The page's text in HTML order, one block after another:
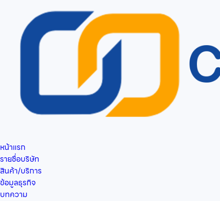
หน้าแรก
รายชื่อบริษัท
สินค้า/บริการ
ข้อมูลธุรกิจ
บทความ